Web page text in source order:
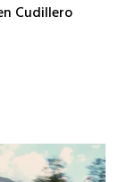
Cudillero